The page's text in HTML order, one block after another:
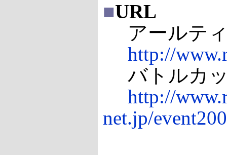
■URL
アールテ
http://
バトルカ
http://
net.jp/